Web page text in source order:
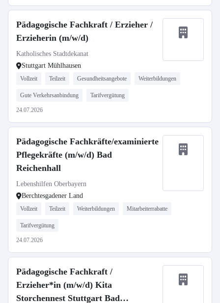
Pädagogische Fachkraft / Erzieher /
Erzieherin (m/w/d)
Katholisches Stadtdekanat
Stuttgart Mühlhausen
Vollzeit Teilzeit Gesundheitsangebote Weiterbildungen
Gute Verkehrsanbindung Tarifvergütung
24.07.2026
Pädagogische Fachkräfte/examinierte
Pflegekräfte (m/w/d) Bad
Reichenhall
Lebenshilfen Oberbayern
Berchtesgadener Land
Vollzeit Teilzeit Weiterbildungen Mitarbeiterrabatte
Tarifvergütung
24.07.2026
Pädagogische Fachkraft /
Erzieher*in (m/w/d) Kita
Storchennest Stuttgart Bad